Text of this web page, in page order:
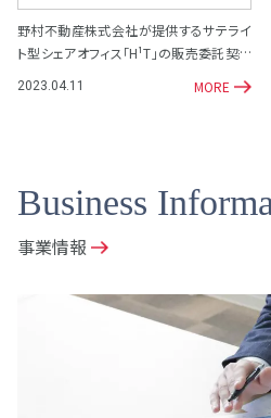
野村不動産株式会社が提供するサテライ
ト型シェアオフィス「H¹T」の販売委託契約
2023.04.11 MORE
Business
事業情報